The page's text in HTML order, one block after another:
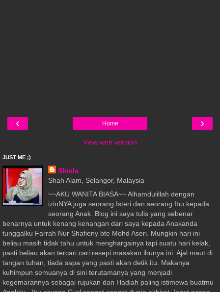
‹ ›
Home
View web version
JUST ME ;)
Shiela
Shah Alam, Selangor, Malaysia
~~AKU WANITA BIASA~~ Alhamdulillah dengan
izinNYA juga seorang Isteri dan seorang Ibu kepada
seorang Anak. Blog ini saya tulis yang sebenar
benarnya untuk kenang kenangan dari saya kepada Anakanda
tunggalku Farrah Nur Shafieny bte Mohd Aseri. Mungkin hari ini
beliau masih tidak tahu untuk menghargainya tapi suatu hari kelak,
pasti beliau akan tercari cari resepi masakan ibunya ini. Ajal maut di
tangan tuhan, tiada sapa yang pasti akan detik itu. Makanya
kuhimpun semuanya di sini terutamanya yang menjadi
kegemarannya sebagai rujukan dan Hadiah paling istimewa buatmu